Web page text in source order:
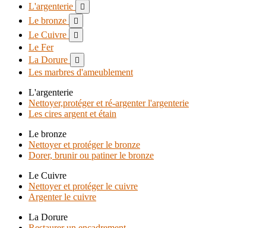
L'argenterie

Le bronze 
Le Cuivre 
Le Fer
La Dorure

Les marbres d'ameublement
L'argenterie
Nettoyer,protéger et ré-argenter l'argenterie
Les cires argent et étain
Le bronze
Nettoyer et protéger le bronze
Dorer, brunir ou patiner le bronze
Le Cuivre
Nettoyer et protéger le cuivre
Argenter le cuivre
La Dorure